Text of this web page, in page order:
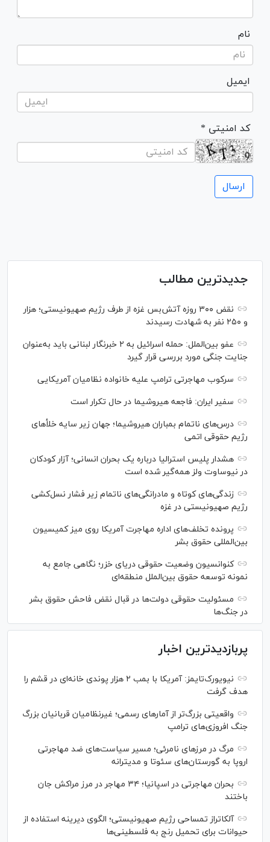
نام
ایمیل
* کد امنیتی
جدیدترین مطالب
نقض ۳۰۰ روزه آتش‌بس غزه از طرف رژیم صهیونیستی؛ هزار
و ۲۵۰ نفر به شهادت رسیدند
عفو بین‌الملل: حمله اسرائیل به ۲ خبرنگار لبنانی باید به‌عنوان
جنایت جنگی مورد بررسی قرار گیرد
سرکوب مهاجرتی ترامپ علیه خانواده نظامیان آمریکایی
سفیر ایران: فاجعه هیروشیما در حال تکرار است
درس‌های ناتمام بمباران هیروشیما؛ جهان زیر سایه خلأ‌های
رژیم حقوقی اتمی
هشدار پلیس استرالیا درباره یک بحران انسانی؛ آزار کودکان
در نیوساوت ولز همه‌گیر شده است
زندگی‌های کوتاه و مادرانگی‌های ناتمام زیر فشار نسل‌کشی
رژیم صهیونیستی در غزه
پرونده تخلف‌های اداره مهاجرت آمریکا روی میز کمیسیون
بین‌المللی حقوق بشر
کنوانسیون وضعیت حقوقی دریای خزر؛ نگاهی جامع به
نمونه توسعه حقوق بین‌الملل منطقه‌ای
مسئولیت حقوقی دولت‌ها در قبال نقض‌ فاحش حقوق بشر
در جنگ‌ها
پربازدیدترین اخبار
نیویورک‌تایمز: آمریکا با بمب ۲ هزار پوندی خانه‌ای در قشم را
هدف گرفت
واقعیتی بزرگ‌تر از آمار‌های رسمی؛ غیرنظامیان قربانیان بزرگ
جنگ افروزی‌های ترامپ
مرگ در مرز‌های نامرئی؛ مسیر سیاست‌های ضد مهاجرتی
اروپا به گورستان‌های سئوتا و مدیترانه
بحران مهاجرتی در اسپانیا؛ ۳۴ مهاجر در مرز مراکش جان
باختند
آلکاتراز تمساحی رژیم صهیونیستی؛ الگوی دیرینه استفاده از
حیوانات برای تحمیل رنج به فلسطینی‌ها